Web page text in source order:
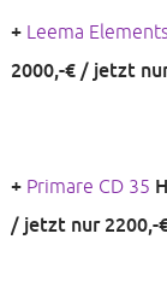
+ Leema
2000,-€ / jetzt
+ Primare CD 35
/ jetzt nur 2200,-